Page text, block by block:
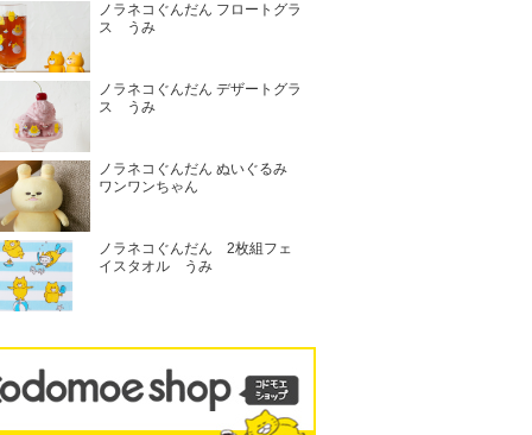
ノラネコぐんだん フロートグラ
ス うみ
ノラネコぐんだん デザートグラ
ス うみ
ノラネコぐんだん ぬいぐるみ
ワンワンちゃん
ノラネコぐんだん 2枚組フェ
イスタオル うみ